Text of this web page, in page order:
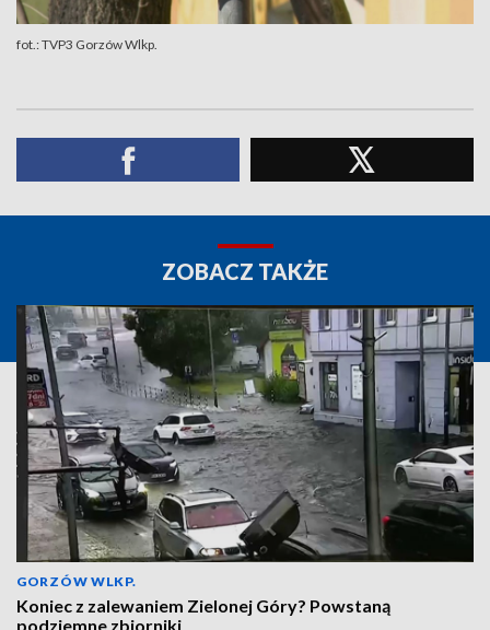
fot.: TVP3 Gorzów Wlkp.
ZOBACZ TAKŻE
GORZÓW WLKP.
Koniec z zalewaniem Zielonej Góry? Powstaną
podziemne zbiorniki